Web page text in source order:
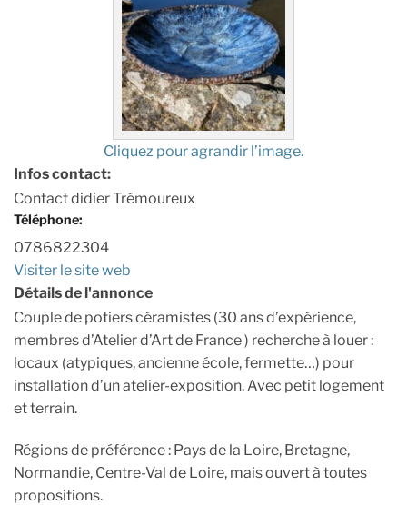
Cliquez pour agrandir l’image.
Infos contact:
Contact didier Trémoureux
Téléphone:
0786822304
Visiter le site web
Détails de l'annonce
Couple de potiers céramistes (30 ans d’expérience,
membres d’Atelier d’Art de France ) recherche à louer :
locaux (atypiques, ancienne école, fermette…) pour
installation d’un atelier-exposition. Avec petit logement
et terrain.
Régions de préférence : Pays de la Loire, Bretagne,
Normandie, Centre-Val de Loire, mais ouvert à toutes
propositions.